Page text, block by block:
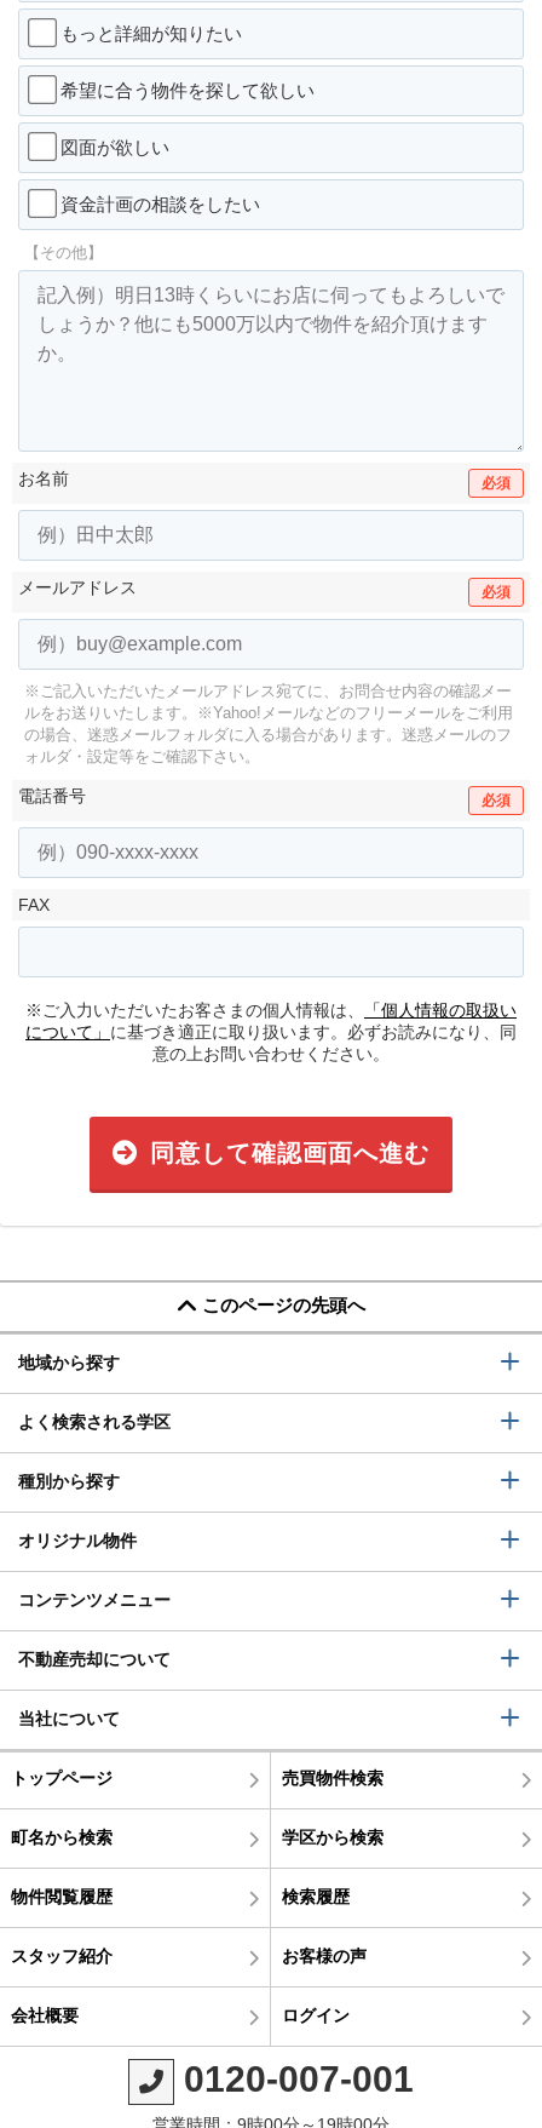
もっと詳細が知りたい
希望に合う物件を探して欲しい
図面が欲しい
資金計画の相談をしたい
【その他】
お名前 必須
メールアドレス 必須
※ご記入いただいたメールアドレス宛てに、お問合せ内容の確認メー
ルをお送りいたします。
※Yahoo!メールなどのフリーメールをご利用
の場合、迷惑メールフォルダに入る場合があります。 迷惑メールのフ
ォルダ・設定等をご確認下さい。
電話番号 必須
FAX
※ご入力いただいたお客さまの個人情報は、
「個人情報の取扱い
について」 に基づき適正に取り扱います。必ずお読みになり、同
意の上お問い合わせください。
同意して確認画面へ進む
このページの先頭へ
地域から探す
よく検索される学区
種別から探す
オリジナル物件
コンテンツメニュー
不動産売却について
当社について
トップページ 売買物件検索
町名から検索 学区から検索
物件閲覧履歴 検索履歴
スタッフ紹介 お客様の声
会社概要 ログイン
0120-007-001